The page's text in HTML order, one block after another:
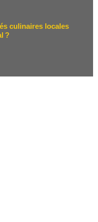
culinaires locales
?